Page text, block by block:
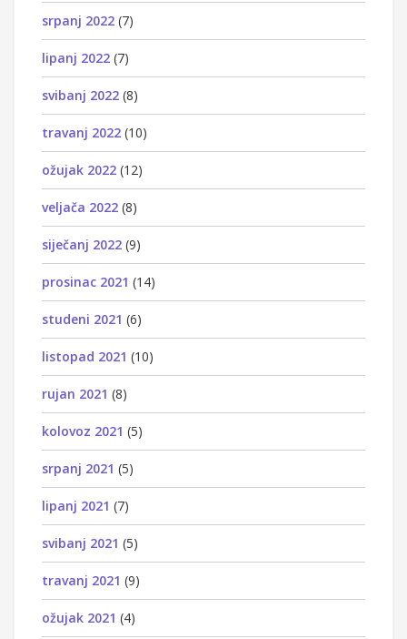
srpanj 2022 (7)
lipanj 2022 (7)
svibanj 2022 (8)
travanj 2022 (10)
ožujak 2022 (12)
veljača 2022 (8)
siječanj 2022 (9)
prosinac 2021 (14)
studeni 2021 (6)
listopad 2021 (10)
rujan 2021 (8)
kolovoz 2021 (5)
srpanj 2021 (5)
lipanj 2021 (7)
svibanj 2021 (5)
travanj 2021 (9)
ožujak 2021 (4)